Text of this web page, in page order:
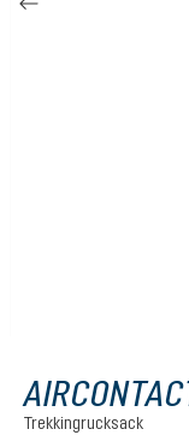
Trekkingrucksack